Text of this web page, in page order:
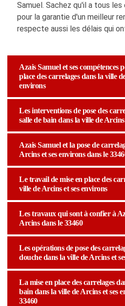
Samuel. Sachez qu'il a tous
pour la garantie d'un meilleur
respecte aussi les délais qui
Azais Samuel et ses compétences
place des carrelages dans la ville
environs
Les interventions de pose des
salle de bain dans la ville de
Azais Samuel et la pose de
Arcins et ses environs dans le
Le travail de mise en place des
ville de Arcins et ses environs
Les travaux qui sont à confier à
Arcins dans le 33460
Les opérations de pose des
douche dans la ville de Arcins et
La mise en place des carrelages
bain dans la ville de Arcins et ses
33460